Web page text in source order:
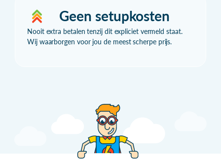
Geen setupkosten
Nooit extra betalen tenzij dit expliciet vermeld staat.
Wij waarborgen voor jou de meest scherpe prijs.